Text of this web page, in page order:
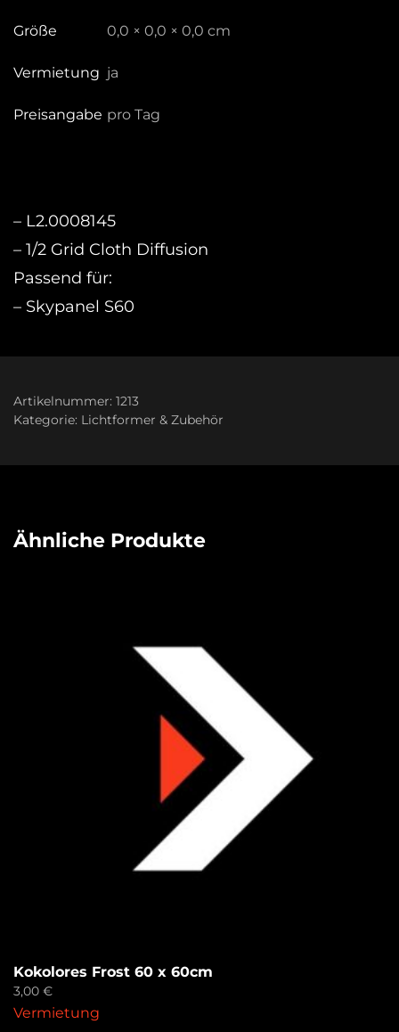
Größe 0,0 × 0,0 × 0,0 cm
Vermietung ja
Preisangabe pro Tag
– L2.0008145
– 1/2 Grid Cloth Diffusion
Passend für:
– Skypanel S60
Artikelnummer: 1213
Kategorie: Lichtformer & Zubehör
Ähnliche Produkte
Kokolores Frost 60 x 60cm
3,00 €
Vermietung